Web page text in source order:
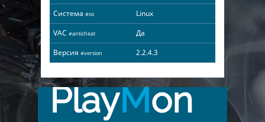
Система #os
Linux
VAC #anticheat
Да
Версия #version 2.2.4.3
PlayMon